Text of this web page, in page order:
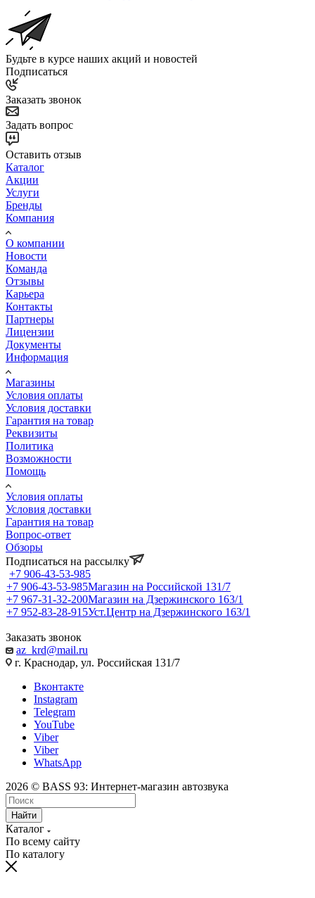
Будьте в курсе наших акций и новостей
Подписаться
Заказать звонок
Задать вопрос
Оставить отзыв
Каталог
Акции
Услуги
Бренды
Компания
О компании
Новости
Команда
Отзывы
Карьера
Контакты
Партнеры
Лицензии
Документы
Информация
Магазины
Условия оплаты
Условия доставки
Гарантия на товар
Реквизиты
Политика
Возможности
Помощь
Условия оплаты
Условия доставки
Гарантия на товар
Вопрос-ответ
Обзоры
Подписаться на рассылку
+7 906-43-53-985
+7 906-43-53-985Магазин на Российской 131/7
+7 967-31-32-200Магазин на Дзержинского 163/1
+7 952-83-28-915Уст.Центр на Дзержинского 163/1
Заказать звонок
az_krd@mail.ru
г. Краснодар, ул. Российская 131/7
Вконтакте
Instagram
Telegram
YouTube
Viber
Viber
WhatsApp
2026 © BASS 93: Интернет-магазин автозвука
Найти
Каталог
По всему сайту
По каталогу